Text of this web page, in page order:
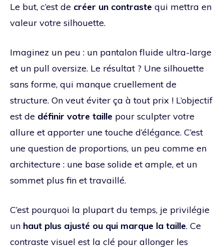
Le but, c’est de créer un contraste qui mettra en
valeur votre silhouette.
Imaginez un peu : un pantalon fluide ultra-large
et un pull oversize. Le résultat ? Une silhouette
sans forme, qui manque cruellement de
structure. On veut éviter ça à tout prix ! L’objectif
est de définir votre taille pour sculpter votre
allure et apporter une touche d’élégance. C’est
une question de proportions, un peu comme en
architecture : une base solide et ample, et un
sommet plus fin et travaillé.
C’est pourquoi la plupart du temps, je privilégie
un haut plus ajusté ou qui marque la taille. Ce
contraste visuel est la clé pour allonger les